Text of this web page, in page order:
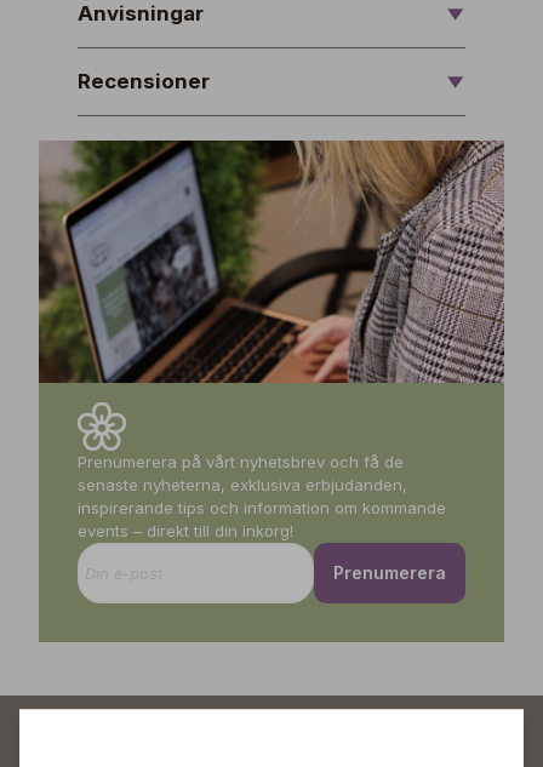
Anvisningar
Recensioner
Prenumerera på vårt nyhetsbrev och få de
senaste nyheterna, exklusiva erbjudanden,
inspirerande tips och information om kommande
events – direkt till din inkorg!
Prenumerera